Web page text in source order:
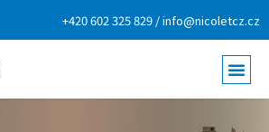
+420 602 325 829 / info@nicoletcz.cz